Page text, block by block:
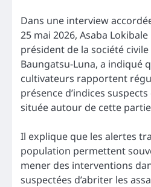
Dans une interview
25 mai 2026, Asaba
président de la société
Baungatsu-Luna, a indiqué
cultivateurs rapportent
présence d’indices
située autour de cette
Il explique que les alertes
population permettent
mener des interventions
suspectées d’abriter les